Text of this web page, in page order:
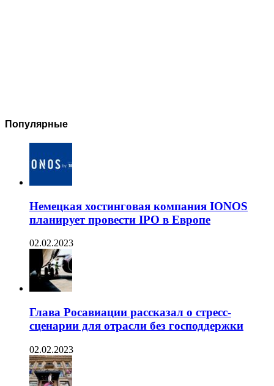
Популярные
Немецкая хостинговая компания IONOS
планирует провести IPO в Европе
02.02.2023
Глава Росавиации рассказал о стресс-
сценарии для отрасли без господдержки
02.02.2023